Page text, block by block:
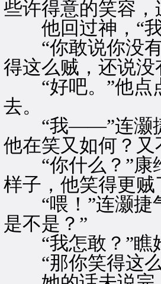
些许得意的笑容
他回过神，“我
“你敢说你没有
得这么贼，还说
“好吧。”他点
去。
“我——”连灏捷
他在笑又如何？
“你什么？”康
样子，他笑得更贼
“喂！”连灏捷
是不是？”
“我怎敢？”瞧
“那你笑得这么